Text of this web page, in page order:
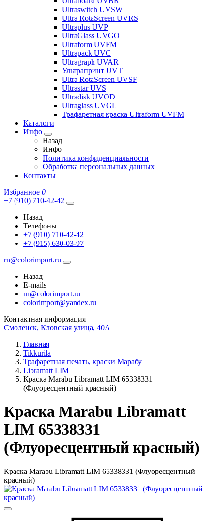
Ultraswitch UVSW
Ultra RotaScreen UVRS
Ultraplus UVP
UltraGlass UVGO
Ultraform UVFM
Ultrapack UVC
Ultragraph UVAR
Ультрапринт UVT
Ultra RotaScreen UVSF
Ultrastar UVS
Ultradisk UVOD
Ultraglass UVGL
Трафаретная краска Ultraform UVFM
Каталоги
Инфо
Назад
Инфо
Политика конфиденциальности
Обработка персональных данных
Контакты
Избранное 0
+7 (910) 710-42-42
Назад
Телефоны
+7 (910) 710-42-42
+7 (915) 630-03-97
rn@colorimport.ru
Назад
E-mails
rn@colorimport.ru
colorimport@yandex.ru
Контактная информация
Смоленск, Кловская улица, 40А
Главная
Tikkurila
Трафаретная печать, краски Марабу
Libramatt LIM
Краска Маrabu Libramatt LIM 65338331
(Флуоресцентный красный)
Краска Маrabu Libramatt
LIM 65338331
(Флуоресцентный красный)
Краска Маrabu Libramatt LIM 65338331 (Флуоресцентный
красный)